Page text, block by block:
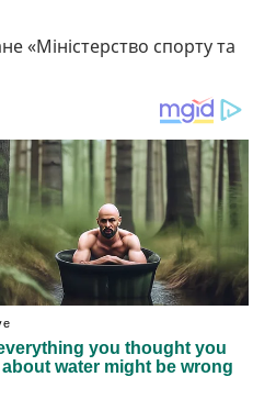
«Міністерство спорту та